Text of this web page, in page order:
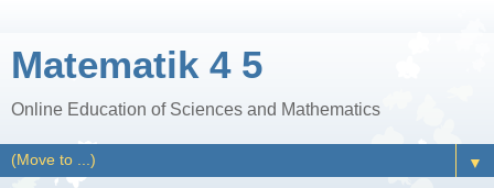
Matematik 4 5
Online Education of Sciences and Mathematics
▼